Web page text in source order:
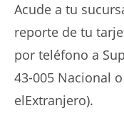
Acude a tu
reporte de tu
por teléfono a
43-005 Nacional
elExtranjero).